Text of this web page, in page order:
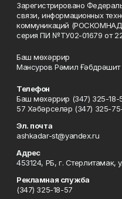
Зарегистрировано
связи, информационных
коммуникаций
серия ПИ №ТУ02-01679 от
Баш мөхәррир
Мансуров Рәмил Ғәбдрәшит
Телефон
Баш мөхәррир (347) 325-18-
57 Хәбәрселәр (347) 325-
Эл. почта
ashkadar-st@yandex.ru
Адрес
453124, РБ, г. Стерлитамак,
Рекламная служба
(347) 325-18-57